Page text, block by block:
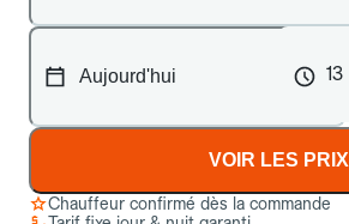
13
VOIR LES PRIX
Chauffeur confirmé dès la commande